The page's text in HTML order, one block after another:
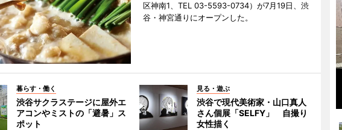
区神南1、TEL 03-5593-0734）が7月19日、渋
谷・神宮通りにオープンした。
暮らす・働く
渋谷サクラステージに屋外エ
アコンやミストの「避暑」ス
ポット
見る・遊ぶ
渋谷で現代美術家・山口真人
さん個展「SELFY」 自撮り
女性描く